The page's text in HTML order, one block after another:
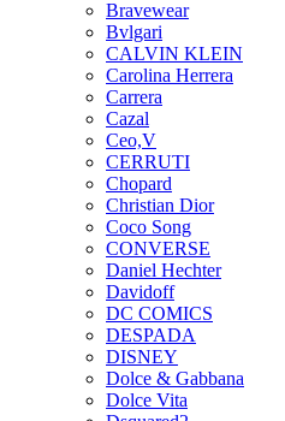
Bravewear
Bvlgari
CALVIN KLEIN
Carolina Herrera
Carrera
Cazal
Ceo,V
CERRUTI
Chopard
Christian Dior
Coco Song
CONVERSE
Daniel Hechter
Davidoff
DC COMICS
DESPADA
DISNEY
Dolce & Gabbana
Dolce Vita